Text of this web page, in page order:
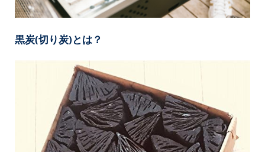
黒炭(切り炭)とは？